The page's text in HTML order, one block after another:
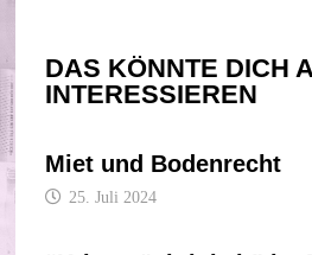
DAS KÖNNTE DICH
INTERESSIEREN
Miet und Bodenrecht
25. Juli 2024